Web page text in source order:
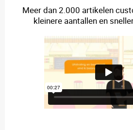
Meer dan 2.000 artikelen
kleinere aantallen en